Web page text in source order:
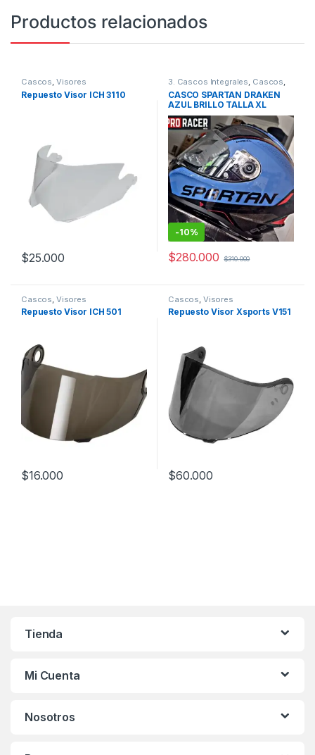
Productos relacionados
Cascos, Visores
Repuesto Visor ICH 3110
$25.000
3. Cascos Integrales, Cascos,
Spartan
CASCO SPARTAN DRAKEN
AZUL BRILLO TALLA XL
-10%
$280.000 $310.000
Cascos Visores
Repuesto Visor ICH 501
$16.000
Cascos Visores
Repuesto Visor Xsports V151
$60.000
Tienda
Mi Cuenta
Nosotros